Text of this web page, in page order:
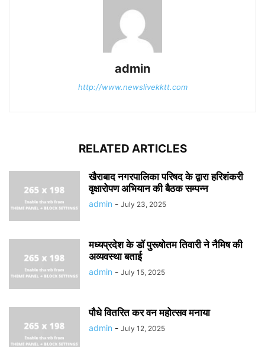
admin
http://www.newslivekktt.com
RELATED ARTICLES
खैराबाद नगरपालिका परिषद के द्वारा हरिशंकरी
वृक्षारोपण अभियान की बैठक सम्पन्न
admin - July 23, 2025
मध्यप्रदेश के डॉ पुरूषोतम तिवारी ने नैमिष की
अव्यवस्था बताई
admin - July 15, 2025
पौधे वितरित कर वन महोत्सव मनाया
admin - July 12, 2025